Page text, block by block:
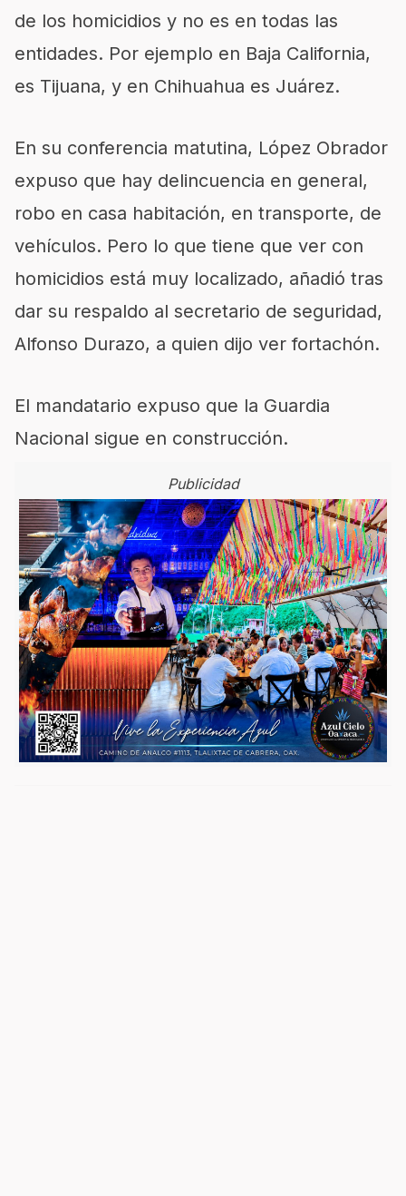
de los homicidios y no es en todas las
entidades. Por ejemplo en Baja California,
es Tijuana, y en Chihuahua es Juárez.
En su conferencia matutina, López Obrador
expuso que hay delincuencia en general,
robo en casa habitación, en transporte, de
vehículos. Pero lo que tiene que ver con
homicidios está muy localizado, añadió tras
dar su respaldo al secretario de seguridad,
Alfonso Durazo, a quien dijo ver fortachón.
El mandatario expuso que la Guardia
Nacional sigue en construcción.
Publicidad